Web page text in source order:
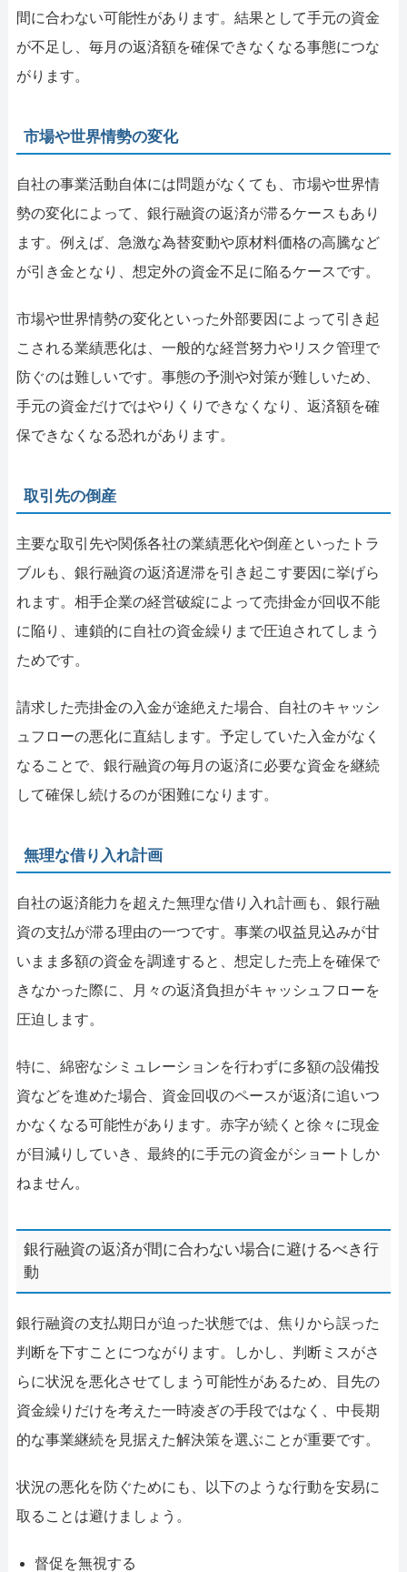
間に合わない可能性があります。結果として手元の資金
が不足し、毎月の返済額を確保できなくなる事態につな
がります。
市場や世界情勢の変化
自社の事業活動自体には問題がなくても、市場や世界情
勢の変化によって、銀行融資の返済が滞るケースもあり
ます。例えば、急激な為替変動や原材料価格の高騰など
が引き金となり、想定外の資金不足に陥るケースです。
市場や世界情勢の変化といった外部要因によって引き起
こされる業績悪化は、一般的な経営努力やリスク管理で
防ぐのは難しいです。事態の予測や対策が難しいため、
手元の資金だけではやりくりできなくなり、返済額を確
保できなくなる恐れがあります。
取引先の倒産
主要な取引先や関係各社の業績悪化や倒産といったトラ
ブルも、銀行融資の返済遅滞を引き起こす要因に挙げら
れます。相手企業の経営破綻によって売掛金が回収不能
に陥り、連鎖的に自社の資金繰りまで圧迫されてしまう
ためです。
請求した売掛金の入金が途絶えた場合、自社のキャッシ
ュフローの悪化に直結します。予定していた入金がなく
なることで、銀行融資の毎月の返済に必要な資金を継続
して確保し続けるのが困難になります。
無理な借り入れ計画
自社の返済能力を超えた無理な借り入れ計画も、銀行融
資の支払が滞る理由の一つです。事業の収益見込みが甘
いまま多額の資金を調達すると、想定した売上を確保で
きなかった際に、月々の返済負担がキャッシュフローを
圧迫します。
特に、綿密なシミュレーションを行わずに多額の設備投
資などを進めた場合、資金回収のペースが返済に追いつ
かなくなる可能性があります。赤字が続くと徐々に現金
が目減りしていき、最終的に手元の資金がショートしか
ねません。
銀行融資の返済が間に合わない場合に避けるべき行
動
銀行融資の支払期日が迫った状態では、焦りから誤った
判断を下すことにつながります。しかし、判断ミスがさ
らに状況を悪化させてしまう可能性があるため、目先の
資金繰りだけを考えた一時凌ぎの手段ではなく、中長期
的な事業継続を見据えた解決策を選ぶことが重要です。
状況の悪化を防ぐためにも、以下のような行動を安易に
取ることは避けましょう。
督促を無視する